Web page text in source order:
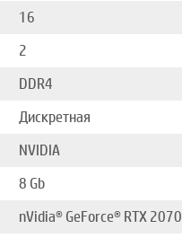
16
2
DDR4
Дискретная
NVIDIA
8 Gb
nVidia® GeForce® RTX 2070